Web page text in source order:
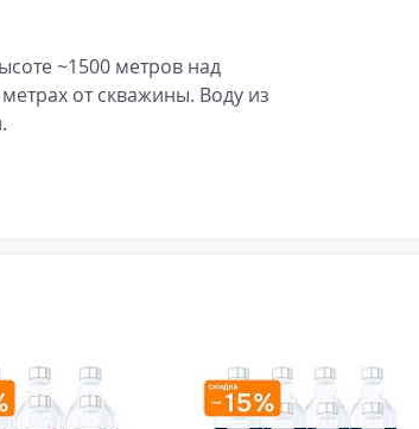
~1500 метров над
от скважины. Воду из